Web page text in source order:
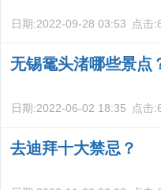
日期:2022-09-28 03:53 点击:
无锡鼋头渚哪些景点
日期:2022-06-02 18:35 点击:
去迪拜十大禁忌？